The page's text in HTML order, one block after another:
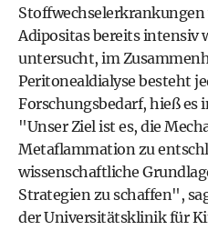
Adipositas bereits intensiv
untersucht, im
Peritonealdialyse besteht
Forschungsbedarf, hieß es
"Unser Ziel ist es, die
Metaflammation zu
wissenschaftliche
Strategien zu schaffen",
der Universitätsklinik für